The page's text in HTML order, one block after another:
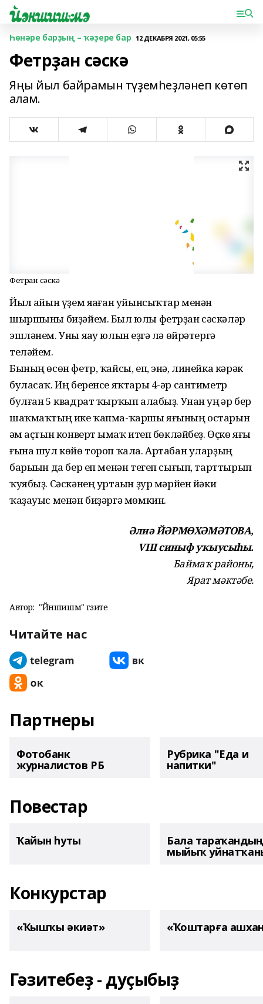
Һөнәре барҙың – ҡәҙере бар 12 ДЕКАБРЯ 2021, 05:55
Фетрҙан сәскә
Яңы йыл байрамын түҙем­һеҙләнеп көтөп
алам.
Фетрҙан сәскә
Йыл һайын үҙем яһаған уйынсыҡтар менән
шыршыны биҙәйем. Был юлы фетрҙан сәскәләр
эшләнем. Уны яһау юлын һеҙгә лә өйрәтергә
теләйем.
Бының өсөн фетр, ҡайсы, еп, энә, линейка кәрәк
буласаҡ. Иң беренсе яҡтары 4-әр сантиметр
булған 5 квадрат ҡырҡып алабыҙ. Унан һуң һәр бер
шаҡмаҡтың ике ҡапма-ҡаршы яғының остарын
һәм аҫтын конверт һымаҡ итеп бөкләйбеҙ. Өҫкө яғы
ғына шул көйө тороп ҡала. Артабан улар­ҙың
барыһын да бер еп менән тегеп сығып, тарттырып
ҡуябыҙ. Сәскәнең уртаһын ҙур мәрйен йәки
ҡаҙауыс менән биҙәргә мөмкин.
Әлиә ЙӘРМӨХӘМӘТОВА,
VIII синыф уҡыусыһы.
Баймаҡ районы,
Ярат мәктәбе.
Автор: "Йәншишмә" гәзите
Читайте нас
Партнеры
Фотобанк
журналистов РБ
Рубрика "Еда и
напитки"
Повестар
Ҡайын һуты Бала тараҡандың
мыйыҡ
Конкурстар
«Ҡышҡы әкиәт» «Ҡоштарға
Гәзитебеҙ - дуҫыбыҙ